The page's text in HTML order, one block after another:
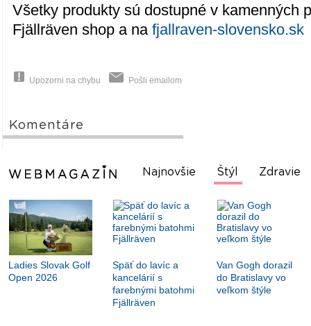
Všetky produkty sú dostupné v kamenných
Fjällräven shop a nafjallraven-slovensko.sk
Upozorni na chybu Pošli emailom
Komentáre
Najnovšie Štýl Zdravie
Ladies Slovak Golf
Open 2026
Späť do lavíc a
kancelárií s
farebnými batohmi
Fjällräven
Van Gogh dorazil
do Bratislavy vo
veľkom štýle